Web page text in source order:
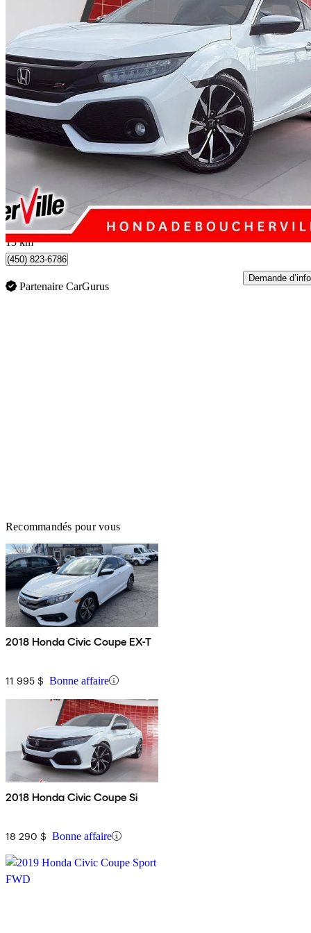
2018 Honda Civic Coupe
Si132 990 km
Bonne
321 $/mois env.
Boucherville, QC
13 km
(450) 823-6786
Partenaire CarGurus
Demande d’info
Recommandés pour vous
2018 Honda Civic Coupe EX-T
11 995 $ Bonne affaire
2018 Honda Civic Coupe Si
18 290 $ Bonne affaire